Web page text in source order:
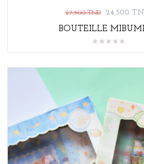
Prix
base
27,500 TND Prix
24,500
BOUTEILLE